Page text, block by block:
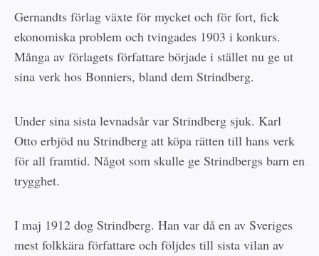
Gernandts förlag växte för mycket och för fort, fick
ekonomiska problem och tvingades 1903 i konkurs.
Många av förlagets författare började i stället nu ge ut
sina verk hos Bonniers, bland dem Strindberg.
Under sina sista levnadsår var Strindberg sjuk. Karl
Otto erbjöd nu Strindberg att köpa rätten till hans verk
för all framtid. Något som skulle ge Strindbergs barn en
trygghet.
I maj 1912 dog Strindberg. Han var då en av Sveriges
mest folkkära författare och följdes till sista vilan av